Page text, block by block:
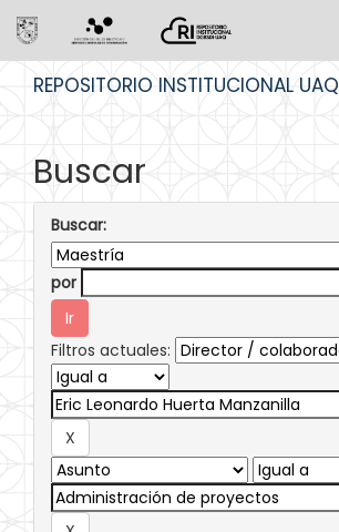
REPOSITORIO INSTITUCIONAL UAQ
Buscar
Buscar:
por
Filtros actuales: